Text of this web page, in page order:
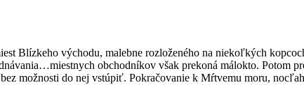
Blízkeho východu, malebne rozloženého na niekoľkých
obchodníkov však prekoná málokto. Potom
možnosti do nej vstúpiť. Pokračovanie k Mŕtvemu moru,